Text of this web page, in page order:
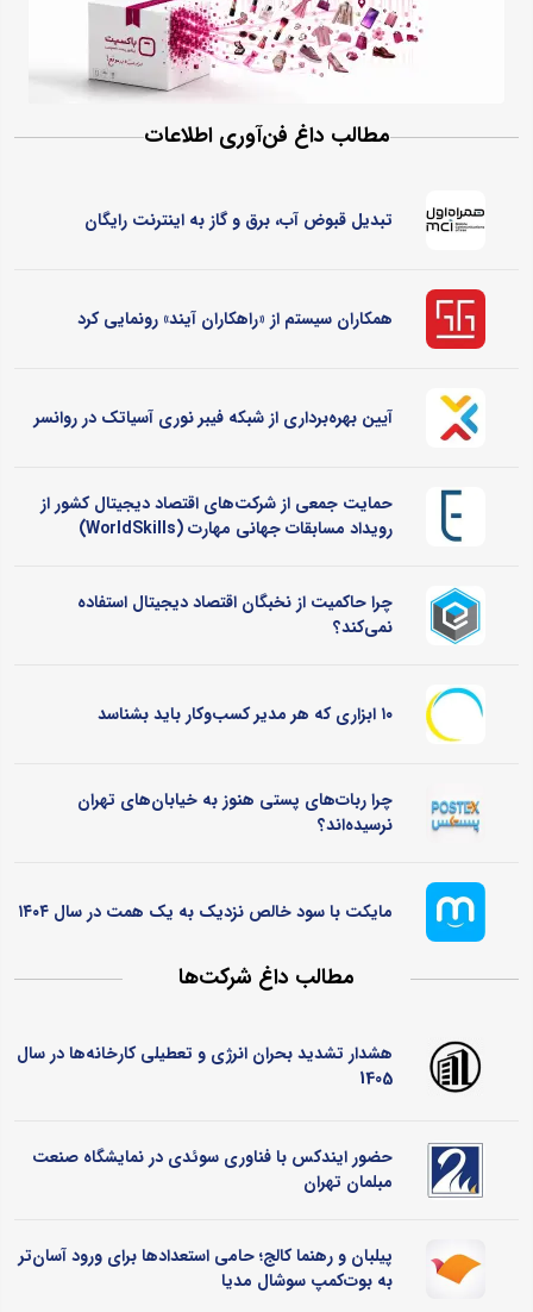
مطالب داغ فن‌آوری اطلاعات
تبدیل قبوض آب، برق و گاز به اینترنت رایگان
همکاران سیستم از «راهکاران آیند» رونمایی کرد
آیین بهره‌برداری از شبکه فیبر نوری آسیاتک در روانسر
حمایت جمعی از شرکت‌های اقتصاد دیجیتال کشور از
رویداد مسابقات جهانی مهارت (WorldSkills)
چرا حاکمیت از نخبگان اقتصاد دیجیتال استفاده
نمی‌کند؟
۱۰ ابزاری که هر مدیر کسب‌وکار باید بشناسد
چرا ربات‌های پستی هنوز به خیابان‌های تهران
نرسیده‌اند؟
مایکت با سود خالص نزدیک به یک همت در سال ۱۴۰۴
مطالب داغ شرکت‌ها
هشدار تشدید بحران انرژی و تعطیلی کارخانه‌ها در سال
1405
حضور ایندکس با فناوری سوئدی در نمایشگاه صنعت
مبلمان تهران
پیلبان و رهنما کالج؛ حامی استعدادها برای ورود آسان‌تر
به بوت‌کمپ سوشال مدیا